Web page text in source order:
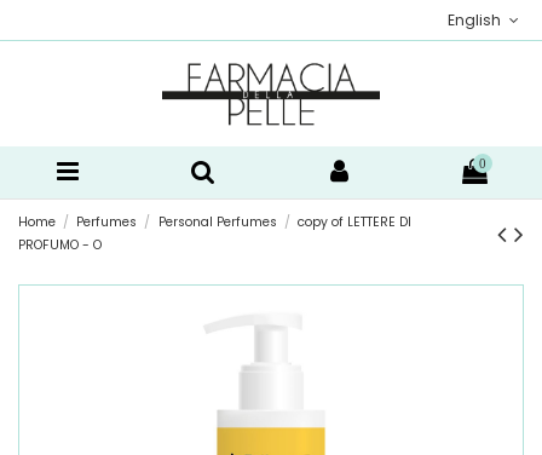
English
0
Home Perfumes Personal Perfumes
copy of LETTERE DI
PROFUMO - O